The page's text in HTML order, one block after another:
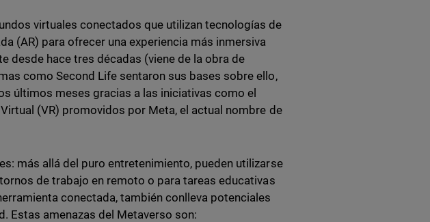
virtuales conectados que utilizan tecnologías de
(AR) para ofrecer una experiencia más inmersiva
desde hace tres décadas (viene de la obra de
como Second Life sentaron sus bases sobre ello,
últimos meses gracias a las iniciativas como el
(VR) promovidos por Meta, el actual nombre de
más allá del puro entretenimiento, pueden utilizarse
de trabajo en remoto o para tareas educativas
conectada, también conlleva potenciales
Estas amenazas del Metaverso son: